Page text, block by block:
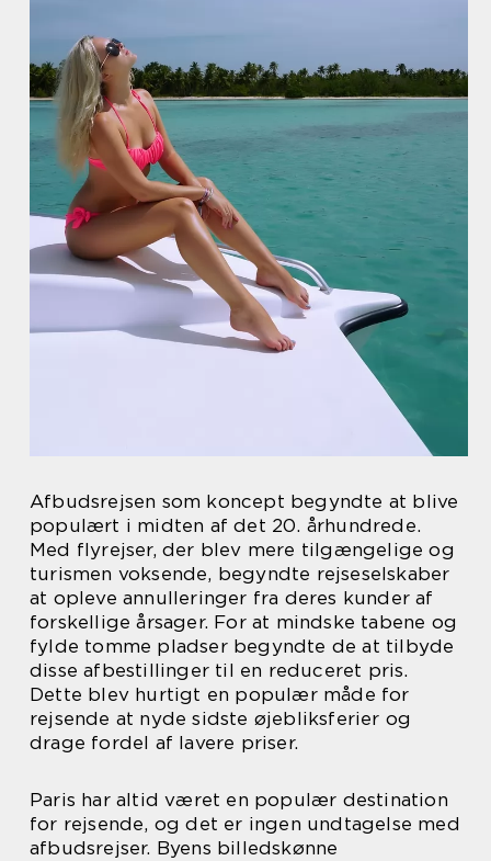
Afbudsrejsen som koncept begyndte at blive
populært i midten af det 20. århundrede.
Med flyrejser, der blev mere tilgængelige og
turismen voksende, begyndte rejseselskaber
at opleve annulleringer fra deres kunder af
forskellige årsager. For at mindske tabene og
fylde tomme pladser begyndte de at tilbyde
disse afbestillinger til en reduceret pris.
Dette blev hurtigt en populær måde for
rejsende at nyde sidste øjebliksferier og
drage fordel af lavere priser.
Paris har altid været en populær destination
for rejsende, og det er ingen undtagelse med
afbudsrejser. Byens billedskønne